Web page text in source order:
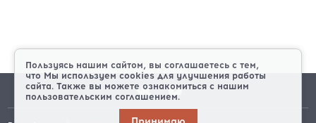
Пользуясь нашим сайтом, вы соглашаетесь с тем,
что Мы используем cookies для улучшения работы
сайта. Также вы можете ознакомиться с нашим
пользовательским соглашением.